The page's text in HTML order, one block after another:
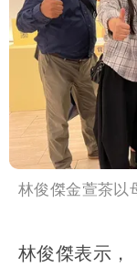
林俊傑金萱茶以
林俊傑表示，